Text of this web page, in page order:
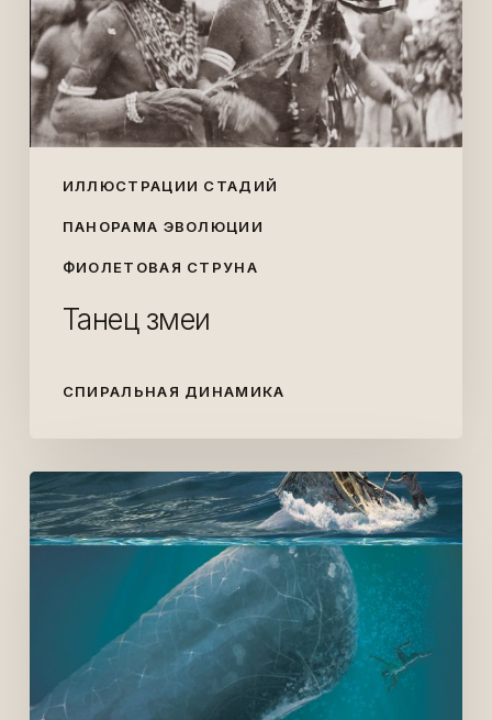
ИЛЛЮСТРАЦИИ СТАДИЙ
ПАНОРАМА ЭВОЛЮЦИИ
ФИОЛЕТОВАЯ СТРУНА
Танец змеи
СПИРАЛЬНАЯ ДИНАМИКА
Знаете
ли
вы,
Дика»
был